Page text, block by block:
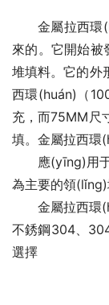
金屬拉西環
來的。它開始
堆填料。它的
西環(huán)（
充，而75MM尺
填。金屬拉西
應(yīng)用
為主要的領(lǐng)
金屬拉西環
不銹鋼304、
選擇